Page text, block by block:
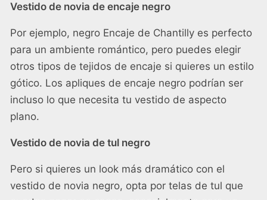
Vestido de novia de encaje negro
Por ejemplo, negro Encaje de Chantilly es perfecto
para un ambiente romántico, pero puedes elegir
otros tipos de tejidos de encaje si quieres un estilo
gótico. Los apliques de encaje negro podrían ser
incluso lo que necesita tu vestido de aspecto
plano.
Vestido de novia de tul negro
Pero si quieres un look más dramático con el
vestido de novia negro, opta por telas de tul que